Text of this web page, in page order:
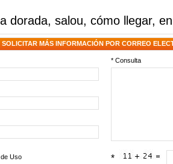
dorada, salou, cómo llegar,
SOLICITAR MÁS INFORMACIÓN POR CORREO
* Consulta
Uso *